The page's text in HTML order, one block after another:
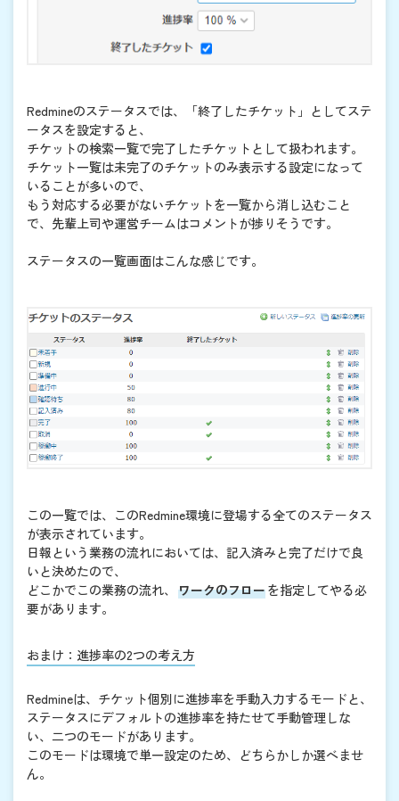
Redmineのステータスでは、「終了したチケット」としてステ
ータスを設定すると、
チケットの検索一覧で完了したチケットとして扱われます。
チケット一覧は未完了のチケットのみ表示する設定になって
いることが多いので、
もう対応する必要がないチケットを一覧から消し込むこと
で、先輩上司や運営チームはコメントが捗りそうです。
ステータスの一覧画面はこんな感じです。
この一覧では、このRedmine環境に登場する全てのステータス
が表示されています。
日報という業務の流れにおいては、記入済みと完了だけで良
いと決めたので、
どこかでこの業務の流れ、 ワークのフローを指定してやる必
要があります。
おまけ：進捗率の2つの考え方
Redmineは、チケット個別に進捗率を手動入力するモードと、
ステータスにデフォルトの進捗率を持たせて手動管理しな
い、二つのモードがあります。
このモードは環境で単一設定のため、どちらかしか選べませ
ん。